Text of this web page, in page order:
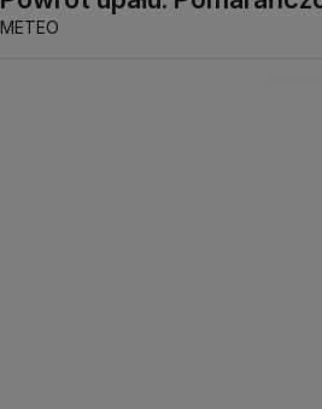
METEO